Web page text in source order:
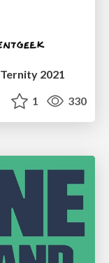
2021
1 330